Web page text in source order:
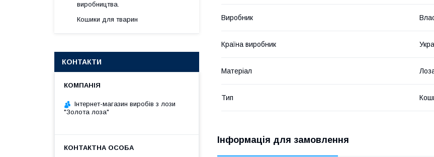
Виробник
Країна виробник
Матеріал
Тип
Інформація для замовлення
виробництва.
Кошики для тварин
КОНТАКТИ
Інтернет-магазин виробів з лози
"Золота лоза"